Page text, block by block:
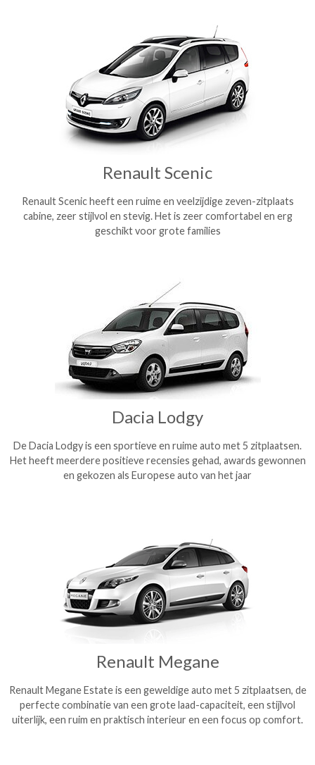
Renault Scenic
Renault Scenic heeft een ruime en veelzijdige zeven-zitplaats
cabine, zeer stijlvol en stevig. Het is zeer comfortabel en erg
geschikt voor grote families
Dacia Lodgy
De Dacia Lodgy is een sportieve en ruime auto met 5 zitplaatsen.
Het heeft meerdere positieve recensies gehad, awards gewonnen
en gekozen als Europese auto van het jaar
Renault Megane
Renault Megane Estate is een geweldige auto met 5 zitplaatsen, de
perfecte combinatie van een grote laad-capaciteit, een stijlvol
uiterlijk, een ruim en praktisch interieur en een focus op comfort.